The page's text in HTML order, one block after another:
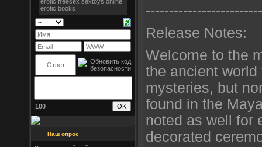
100
Наш опрос
----------------------
Release Notes:
Welcome to the
the ancient
mysteries, but
found in the
noted as well for
decorated